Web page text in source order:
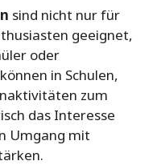
sind nicht nur für
geeignet,
oder
in Schulen,
zum
das Interesse
Umgang mit